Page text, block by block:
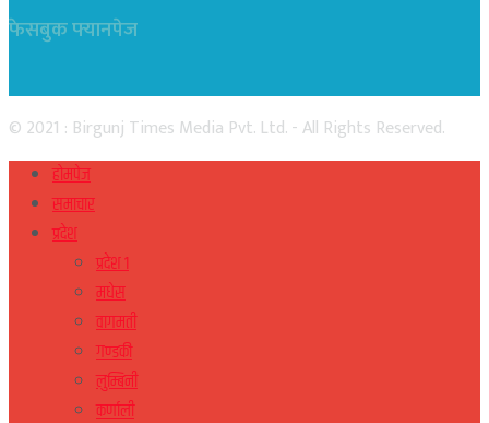
फेसबुक फ्यानपेज
© 2021 : Birgunj Times Media Pvt. Ltd. - All Rights Reserved.
होमपेज
समाचार
प्रदेश
प्रदेश १
मधेस
वागमती
गण्डकी
लुम्बिनी
कर्णाली